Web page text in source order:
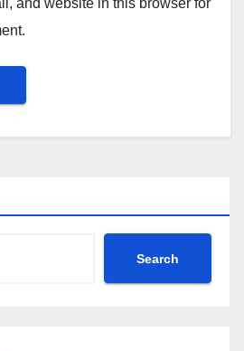
and website in this browser for
Search